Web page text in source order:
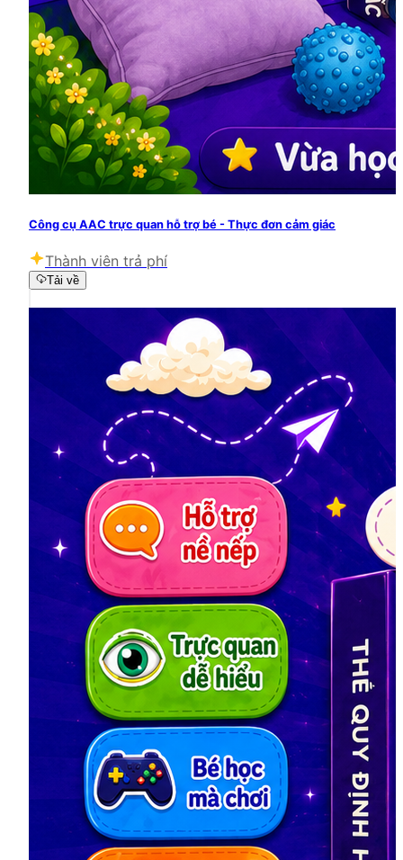
Công cụ AAC trực quan hỗ trợ bé - Thực đơn cảm giác
Thành viên trả phí
Tải về